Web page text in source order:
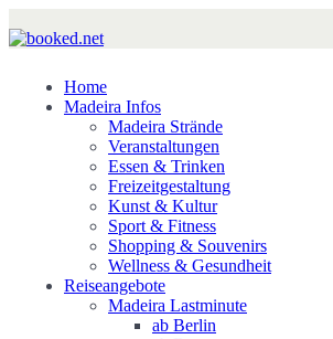
Home
Madeira Infos
Madeira Strände
Veranstaltungen
Essen & Trinken
Freizeitgestaltung
Kunst & Kultur
Sport & Fitness
Shopping & Souvenirs
Wellness & Gesundheit
Reiseangebote
Madeira Lastminute
ab Berlin